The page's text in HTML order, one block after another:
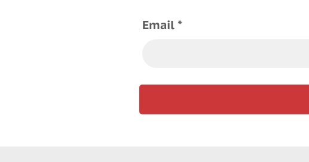
Email *